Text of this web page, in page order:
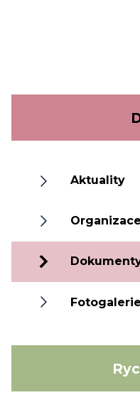
Aktuality
Fotogalerie